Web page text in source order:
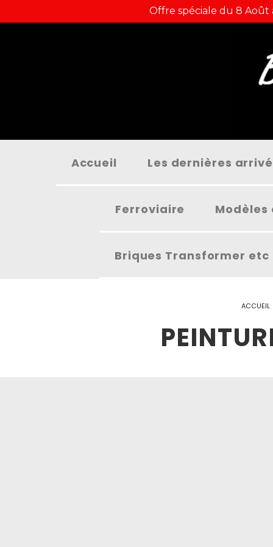
Offre spéciale du 8
Accueil Les dernières
Ferroviaire Modèles
Briques Transformer etc
ACCUEIL